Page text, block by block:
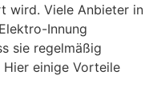
wird. Viele Anbieter in
Innung
sie regelmäßig
einige Vorteile